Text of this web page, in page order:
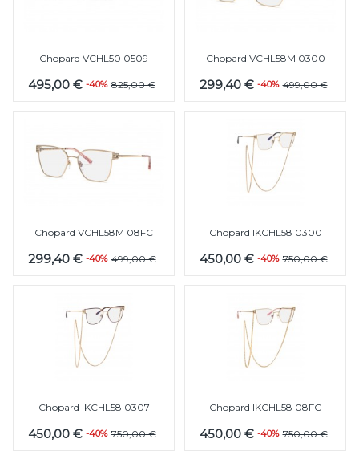
Chopard VCHL50 0509
495,00 € -40% 825,00 €
Chopard VCHL58M 0300
299,40 € -40% 499,00 €
Chopard VCHL58M 08FC
299,40 € -40% 499,00 €
Chopard IKCHL58 0300
450,00 € -40% 750,00 €
Chopard IKCHL58 0307
450,00 € -40% 750,00 €
Chopard IKCHL58 08FC
450,00 € -40% 750,00 €